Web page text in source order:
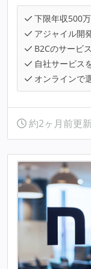
下限年収500
アジャイル開
B2Cのサービ
自社サービス
オンラインで
約2ヶ月前更新